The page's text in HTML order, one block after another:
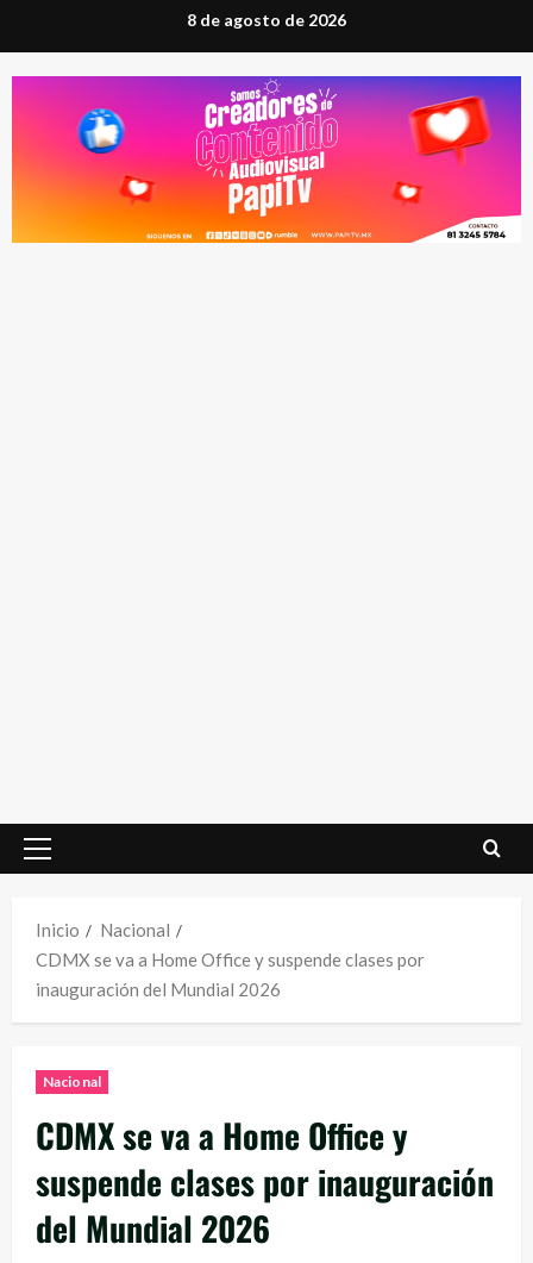
al
contenido
8 de agosto de 2026
Menú
Inicio
Nacional
CDMX se va a Home Office y suspende clases por
inauguración del Mundial 2026
Nacional
CDMX se va a Home Office y
suspende clases por inauguración
del Mundial 2026